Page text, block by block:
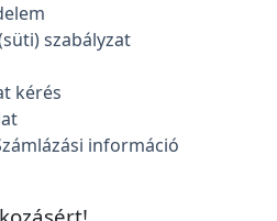
szabályzat
kérés
információ